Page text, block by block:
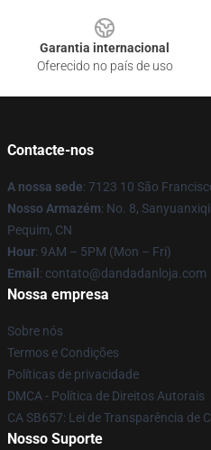
Garantia internacional
Oferecido no país de uso
Contacte-nos
A nossa sede: 7123 10 São
Nosso Armazém: No. 8,
Pequim, CN
Hour: 9AM – 5PM (Mon – Fri)
Email : contato@dandadanloja.com
Nossa empresa
Sobre nós
Termos e Condições
Políticas de privacidade
DMCA - Política de Direitos Autorais
CA SB657: Lei de Transparência de
Nosso Suporte